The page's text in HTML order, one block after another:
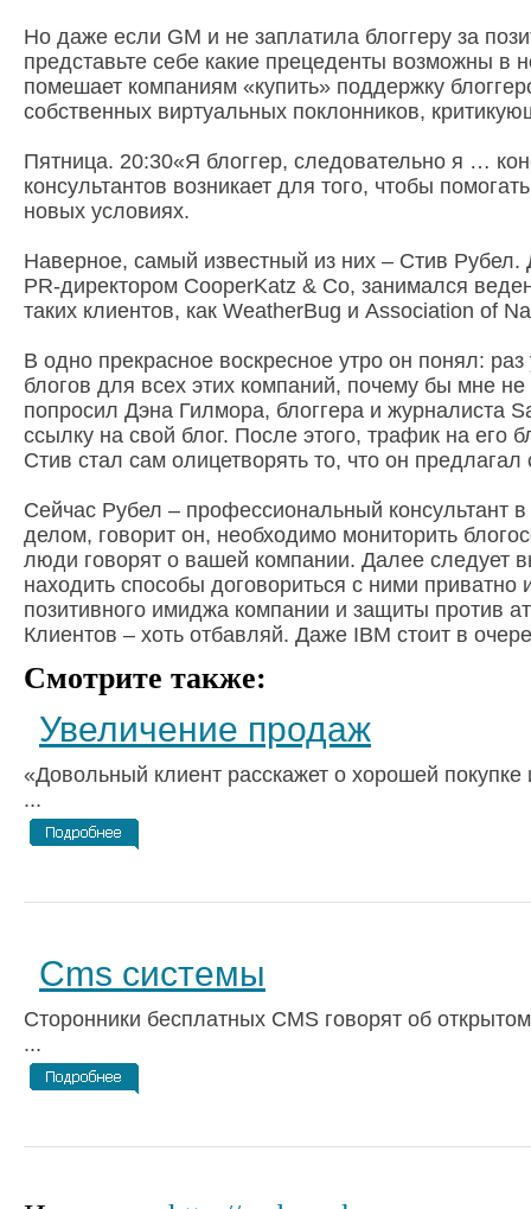
Но даже если GM и не заплатила блоггеру за
представьте себе какие прецеденты возможны в
помешает компаниям «купить» поддержку
собственных виртуальных поклонников,
Пятница. 20:30«Я блоггер, следовательно я …
консультантов возникает для того, чтобы
новых условиях.
Наверное, самый известный из них – Стив Рубел.
PR-директором CooperKatz & Co, занимался
таких клиентов, как WeatherBug и Association of
В одно прекрасное воскресное утро он понял:
блогов для всех этих компаний, почему бы мне
попросил Дэна Гилмора, блоггера и журналиста
ссылку на свой блог. После этого, трафик на его
Стив стал сам олицетворять то, что он
Сейчас Рубел – профессиональный консультант
делом, говорит он, необходимо мониторить
люди говорят о вашей компании. Далее следует
находить способы договориться с ними приватно
позитивного имиджа компании и защиты против
Клиентов – хоть отбавляй. Даже IBM стоит в
Смотрите также:
Увеличение продаж
«Довольный клиент расскажет о хорошей
...
Cms системы
Сторонники бесплатных CMS говорят об
...